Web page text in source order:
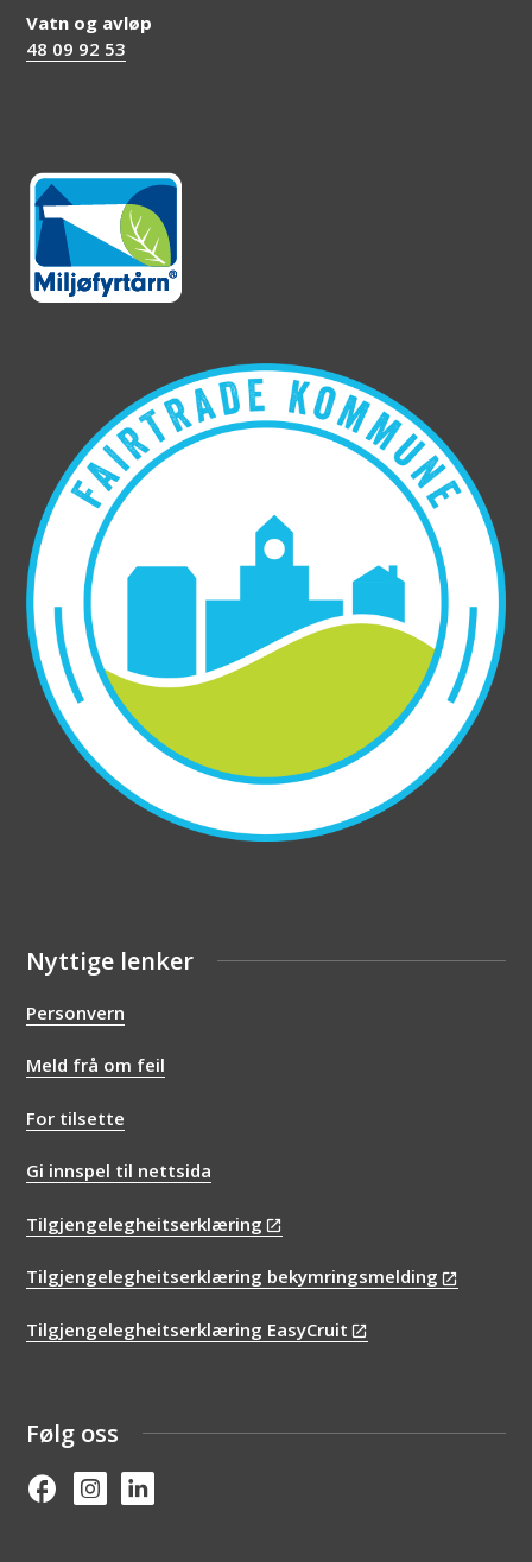
Vatn og avløp
48 09 92 53
Nyttige lenker
Personvern
Meld frå om feil
For tilsette
Gi innspel til nettsida
Tilgjengelegheitserklæring
Tilgjengelegheitserklæring bekymringsmelding
Tilgjengelegheitserklæring EasyCruit
Følg oss
FacebookInstagramLinked in